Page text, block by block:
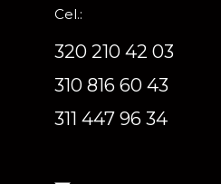
Cel.:
320 210 42 03
310 816 60 43
311 447 96 34